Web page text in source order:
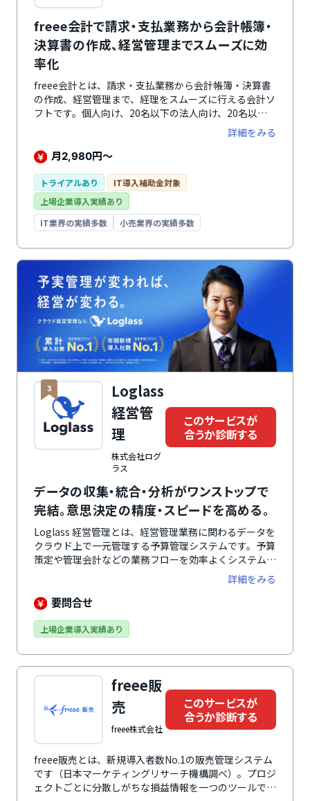
freee会計で請求・支払業務から会計帳簿・
決算書の作成、経営管理までスムーズに効
率化
freee会計とは、請求・支払業務から会計帳簿・決算書
の作成、経営管理まで、経理をスムーズに行える会計ソ
フトです。個人向け、20名以下の法人向け、20名以上
の法人向けを提供し、自社の規模によって選択できま
す。クラウド型のため、どこからでもアクセスして会計
業務を行えます。通帳や明細から転記作業を行ったり、
貢献します。さらに、freee株式会社が提供する各種バ
ックオフィス業務のシステムと連携可能。バックオフィ
ス全体の業務効率化に貢献します。
詳細をみる
月2,980円～
トライアルあり
IT導入補助金対象
上場企業導入実績あり
IT業界の実績多数
小売業界の実績多数
3
Loglass
経営管
理
株式会社ログ
ラス
このサービスが
合うか診断する
データの収集・統合・分析がワンストップで
完結。意思決定の精度・スピードを高める。
Loglass 経営管理とは、経営管理業務に関わるデータを
クラウド上で一元管理する予算管理システムです。予算
策定や管理会計などの業務フローを効率よくシステム
化。クライアントのビジネスを後押しします。会計ソフ
トから直接インポートした実績データやExcelなどで管
理された予算データを結合しデータ反映。必要な情報を
様々なコストの削減に貢献します。また、簡単操作で組
変更、業務組織の再編成にも柔軟に対応できます。実績
インポート機能や配賦機能、ダッシュボード機能など、
統合実務のための機能が充実しているのも特徴です。
詳細をみる
要問合せ
上場企業導入実績あり
freee販
売
freee株式会社
このサービスが
合うか診断する
freee販売とは、新規導入者数No.1の販売管理システム
です（日本マーケティングリサーチ機構調べ）。プロジ
ェクトごとに分散しがちな損益情報を一つのツールでタ